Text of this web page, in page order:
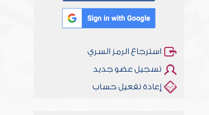
استرجاع الرمز السري
تسجيل عضو جديد
إعادة تفعيل حساب